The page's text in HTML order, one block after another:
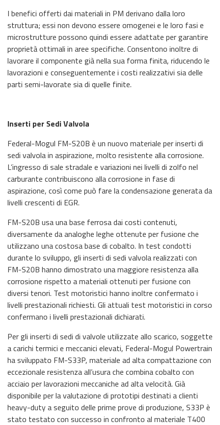
I benefici offerti dai materiali in PM derivano dalla loro
struttura; essi non devono essere omogenei e le loro fasi e
microstrutture possono quindi essere adattate per garantire
proprietà ottimali in aree specifiche. Consentono inoltre di
lavorare il componente già nella sua forma finita, riducendo le
lavorazioni e conseguentemente i costi realizzativi sia delle
parti semi-lavorate sia di quelle finite.
Inserti per Sedi Valvola
Federal-Mogul FM-S20B è un nuovo materiale per inserti di
sedi valvola in aspirazione, molto resistente alla corrosione.
L’ingresso di sale stradale e variazioni nei livelli di zolfo nel
carburante contribuiscono alla corrosione in fase di
aspirazione, così come può fare la condensazione generata da
livelli crescenti di EGR.
FM-S20B usa una base ferrosa dai costi contenuti,
diversamente da analoghe leghe ottenute per fusione che
utilizzano una costosa base di cobalto. In test condotti
durante lo sviluppo, gli inserti di sedi valvola realizzati con
FM-S20B hanno dimostrato una maggiore resistenza alla
corrosione rispetto a materiali ottenuti per fusione con
diversi tenori. Test motoristici hanno inoltre confermato i
livelli prestazionali richiesti. Gli attuali test motoristici in corso
confermano i livelli prestazionali dichiarati.
Per gli inserti di sedi di valvole utilizzate allo scarico, soggette
a carichi termici e meccanici elevati, Federal-Mogul Powertrain
ha sviluppato FM-S33P, materiale ad alta compattazione con
eccezionale resistenza all’usura che combina cobalto con
acciaio per lavorazioni meccaniche ad alta velocità. Già
disponibile per la valutazione di prototipi destinati a clienti
heavy-duty a seguito delle prime prove di produzione, S33P è
stato testato con successo in confronto al materiale T400